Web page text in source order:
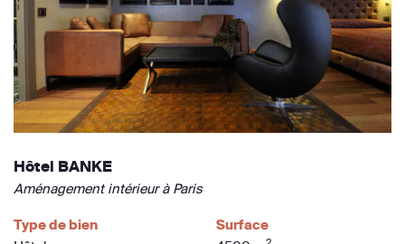
Hôtel BANKE
Aménagement intérieur à Paris
Type de bien
Surface